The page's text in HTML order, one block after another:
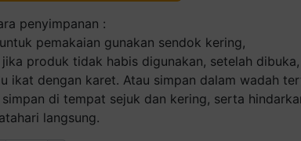
penyimpanan :
untuk pemakaian gunakan sendok kering,
jika produk tidak habis digunakan, setelah
ikat dengan karet. Atau simpan dalam wadah
simpan di tempat sejuk dan kering, serta
langsung.